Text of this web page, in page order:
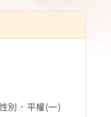
別．平權(一)